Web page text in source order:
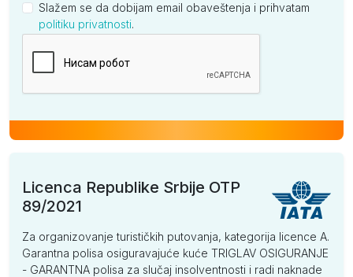
Slažem se da dobijam email obaveštenja i prihvatam
politiku privatnosti.
Licenca Republike Srbije OTP
89/2021
Za organizovanje turističkih putovanja, kategorija licence A.
Garantna polisa osiguravajuće kuće TRIGLAV OSIGURANJE
- GARANTNA polisa za slučaj insolventnosti i radi naknade